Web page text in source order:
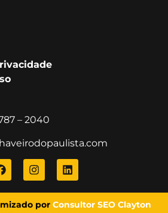
– 2040
por Consultor SEO Clayton